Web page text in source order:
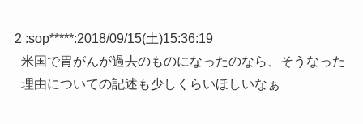
2 :sop*****:2018/09/15(土)15:36:19
米国で胃がんが過去のものになったのなら、そうなった
理由についての記述も少しくらいほしいなぁ